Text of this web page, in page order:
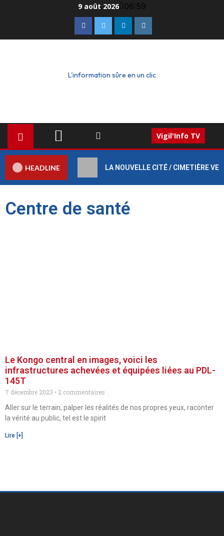
9 août 2026 06:59
L'information sûre en un clic
Vigil'Info TV
HEADLINE LA NOUVELLE CITÉ / CIMETIÈRE
Centre de santé
Le Kongo central en images, voici les
infrastructures achevées et équipées liées au PDL-
145T
7 décembre 2023
2 commentaires
Aller sur le terrain, palper les réalités de nos propres yeux, raconter
la vérité au public, tel est le spirit
Lire [+]